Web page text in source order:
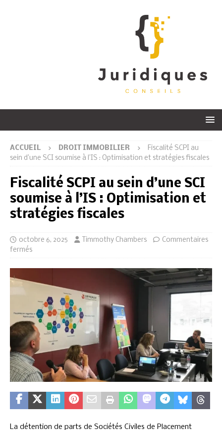
ACCUEIL DROIT IMMOBILIER
Fiscalité SCPI au
sein d’une SCI soumise à l’IS : Optimisation et stratégies fiscales
Fiscalité SCPI au sein d’une SCI
soumise à l’IS : Optimisation et
stratégies fiscales
octobre 6, 2025 Timmothy Chambers
Commentaires
fermés
La détention de parts de Sociétés Civiles de Placement